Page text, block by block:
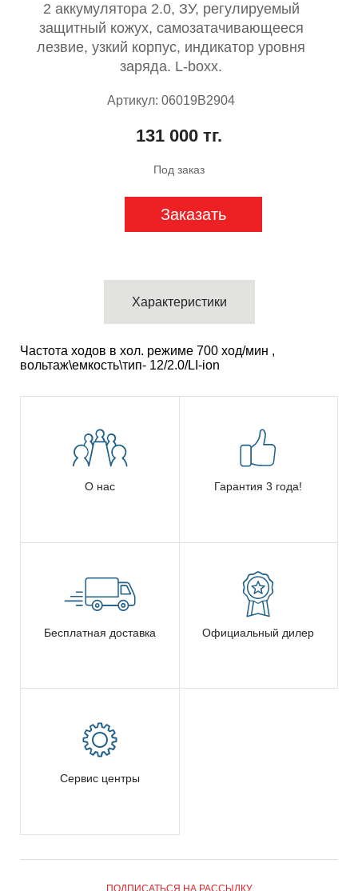
2 аккумулятора 2.0, ЗУ, регулируемый
защитный кожух, самозатачивающееся
лезвие, узкий корпус, индикатор уровня
заряда. L-boxx.
Артикул: 06019B2904
131 000 тг.
Под заказ
Заказать
Характеристики
Частота ходов в хол. режиме 700 ход/мин ,
вольтаж\емкость\тип- 12/2.0/LI-ion
О нас Гарантия 3 года!
Бесплатная доставка Официальный дилер
Сервис центры
ПОДПИСАТЬСЯ НА РАССЫЛКУ